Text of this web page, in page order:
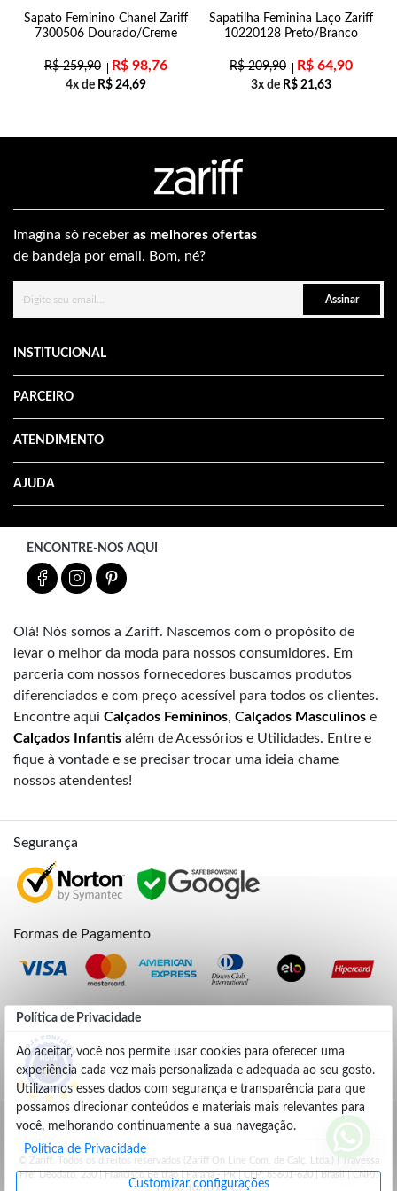
Política de Privacidade
Ao aceitar, você nos permite usar cookies para oferecer uma
experiência cada vez mais personalizada e adequada ao seu gosto.
Utilizamos esses dados com segurança e transparência para que
possamos direcionar conteúdos e materiais mais relevantes para
você, melhorando continuamente a sua navegação.
Política de Privacidade
Customizar configurações
Sapato Feminino Chanel Zariff
7300506 Dourado/Creme
R$259,90 R$ 98,76
4x de R$ 24,69
Sapatilha Feminina Laço Zariff
10220128 Preto/Branco
R$209,90 R$ 64,90
3x de R$ 21,63
Imagina só receber as melhores ofertas
de bandeja por email. Bom, né?
Assinar
INSTITUCIONAL
PARCEIRO
ATENDIMENTO
AJUDA
ENCONTRE-NOS AQUI
Olá! Nós somos a Zariff. Nascemos com o propósito de
levar o melhor da moda para nossos consumidores. Em
parceria com nossos fornecedores buscamos produtos
diferenciados e com preço acessível para todos os clientes.
Encontre aqui Calçados Femininos, Calçados Masculinos e
Calçados Infantis além de Acessórios e Utilidades. Entre e
fique à vontade e se precisar trocar uma ideia chame
nossos atendentes!
Segurança
Formas de Pagamento
Credibilidade
4.9
© Zariff. Todos os direitos reservados (Zariff On Line Com. de Calç. Ltda.) | Travessa
Frei Deodato, 230 | Francisco Beltrão | Parana - PR | CEP: 85601-620 | Brasil | CNPJ:
19.662.102/0001-09